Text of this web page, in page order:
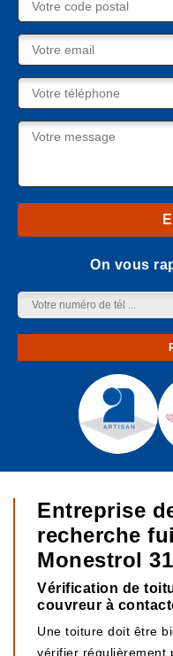
On vous
Entreprise
recherche
Monestrol
Vérification de
couvreur à
Une toiture doit être
vérifier régulièrement